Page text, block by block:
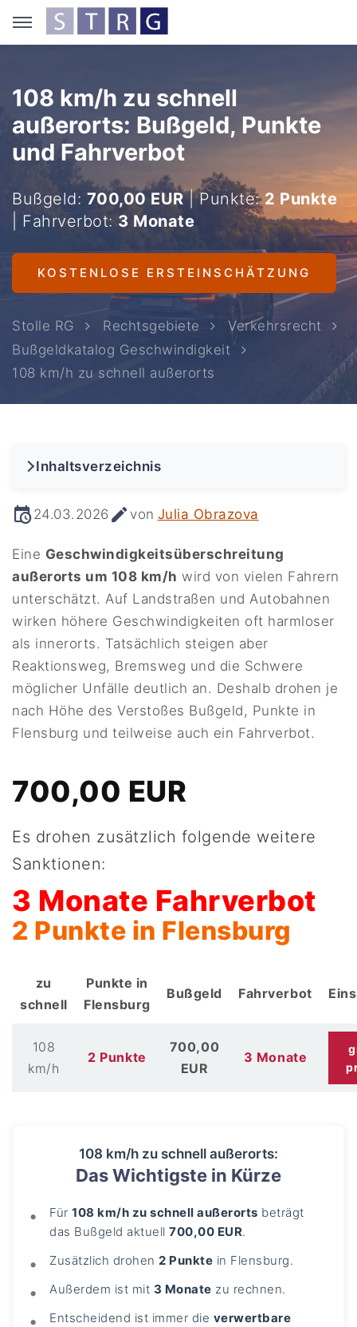
108 km/h zu schnell
außerorts: Bußgeld, Punkte
und Fahrverbot
Bußgeld: 700,00 EUR| Punkte:2 Punkte
| Fahrverbot: 3 Monate
KOSTENLOSE ERSTEINSCHÄTZUNG
Stolle RG Rechtsgebiete
Verkehrsrecht
Bußgeldkatalog Geschwindigkeit
108 km/h zu schnell außerorts
24.03.2026 von Julia Obrazova
Eine Geschwindigkeitsüberschreitung
außerorts um 108 km/h wird von vielen Fahrern
unterschätzt. Auf Landstraßen und Autobahnen
wirken höhere Geschwindigkeiten oft harmloser
als innerorts. Tatsächlich steigen aber
Reaktionsweg, Bremsweg und die Schwere
möglicher Unfälle deutlich an. Deshalb drohen je
nach Höhe des Verstoßes Bußgeld, Punkte in
Flensburg und teilweise auch ein Fahrverbot.
700,00 EUR
Es drohen zusätzlich folgende weitere
Sanktionen:
3 Monate Fahrverbot
2 Punkte in Flensburg
zu
schnell
Punkte in
Flensburg
Bußgeld Fahrverbot
108
km/h
2 Punkte
700,00
EUR
3 Monate
108 km/h zu schnell außerorts:
Das Wichtigste in Kürze
Für108 km/h zu schnell außerorts beträgt
das Bußgeld aktuell700,00 EUR.
Zusätzlich drohen2 Punkte in Flensburg.
Außerdem ist mit 3 Monate zu rechnen.
Entscheidend ist immer die verwertbare
Inhaltsverzeichnis